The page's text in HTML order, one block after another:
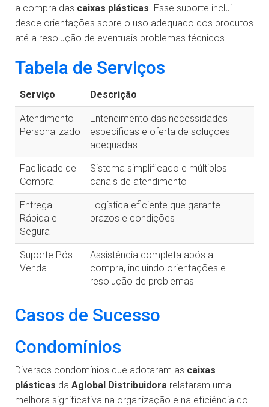
a compra das caixas plásticas. Esse suporte inclui
desde orientações sobre o uso adequado dos produtos
até a resolução de eventuais problemas técnicos.
Tabela de Serviços
Serviço Descrição
Atendimento
Personalizado
Entendimento das necessidades
específicas e oferta de soluções
adequadas
Facilidade de
Compra
Sistema simplificado e múltiplos
canais de atendimento
Entrega
Rápida e
Segura
Logística eficiente que garante
prazos e condições
Suporte Pós-
Venda
Assistência completa após a
compra, incluindo orientações e
resolução de problemas
Casos de Sucesso
Condomínios
Diversos condomínios que adotaram as caixas
plásticas da Aglobal Distribuidora relataram uma
melhora significativa na organização e na eficiência do